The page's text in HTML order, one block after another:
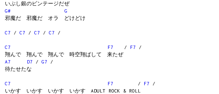
いぶし銀のビンテージだぜ
G#
G
邪魔だ 邪魔だ オラ どけどけ
C7 / C7 / C7 / C7 /
C7 F7 / F7 /
翔んで 翔んで 翔んで 時空翔ばして 来たぜ
A7
D7 / G7 /
待たせたな
C7 F7 / F7 /
いかす いかす いかす いかす ADULT ROCK & ROLL